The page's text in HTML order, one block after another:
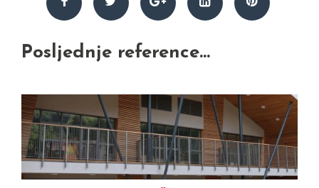
Posljednje reference...